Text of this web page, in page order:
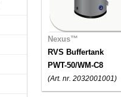
Nexus™
RVS Buffertank
PWT-50/WM-C8
(Art. nr. 2032001001)